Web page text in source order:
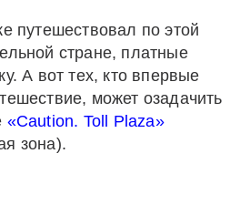
путешествовал по этой
стране, платные
А вот тех, кто впервые
может озадачить
«Caution. Toll Plaza»
зона).